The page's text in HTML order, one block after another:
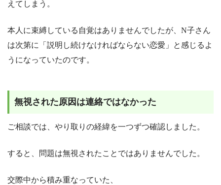
えてしまう。
本人に束縛している自覚はありませんでしたが、N子さん
は次第に「説明し続けなければならない恋愛」と感じるよ
うになっていたのです。
無視された原因は連絡ではなかった
ご相談では、やり取りの経緯を一つずつ確認しました。
すると、問題は無視されたことではありませんでした。
交際中から積み重なっていた、